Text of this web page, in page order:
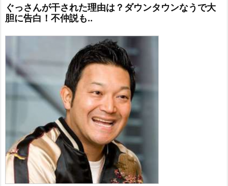
ぐっさんが干された理由は？ダウンタウンなうで大
胆に告白！不仲説も..